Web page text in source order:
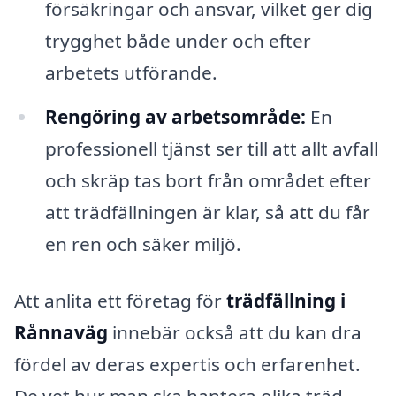
försäkringar och ansvar, vilket ger dig
trygghet både under och efter
arbetets utförande.
Rengöring av arbetsområde: En
professionell tjänst ser till att allt avfall
och skräp tas bort från området efter
att trädfällningen är klar, så att du får
en ren och säker miljö.
Att anlita ett företag förträdfällning i
Rånnaväg innebär också att du kan dra
fördel av deras expertis och erfarenhet.